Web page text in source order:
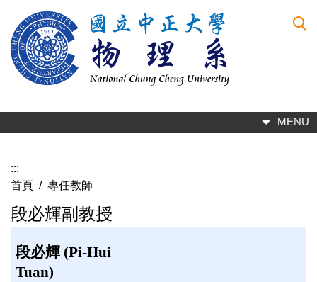
到
主
要
區
MENU
:::
首頁 / 專任教師
段必輝副教授
段必輝 (Pi-Hui
Tuan)